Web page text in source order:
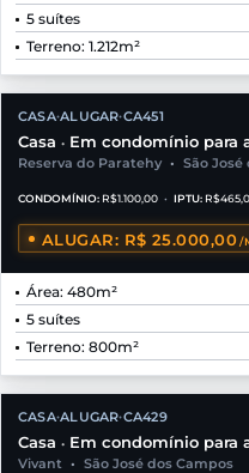
5 suítes
Terreno: 1.212m²
★EXCLUSIVIDADE
CASA•ALUGAR•CA451
Casa • Em condomínio para
Reserva do Paratehy • São José
CONDOMÍNIO: R$1.100,00 • IPTU:
ALUGAR: R$ 25.000,00 /
Área: 480m²
5 suítes
Terreno: 800m²
CASA•ALUGAR•CA429
Casa • Em condomínio para
Vivant • São José dos Campos